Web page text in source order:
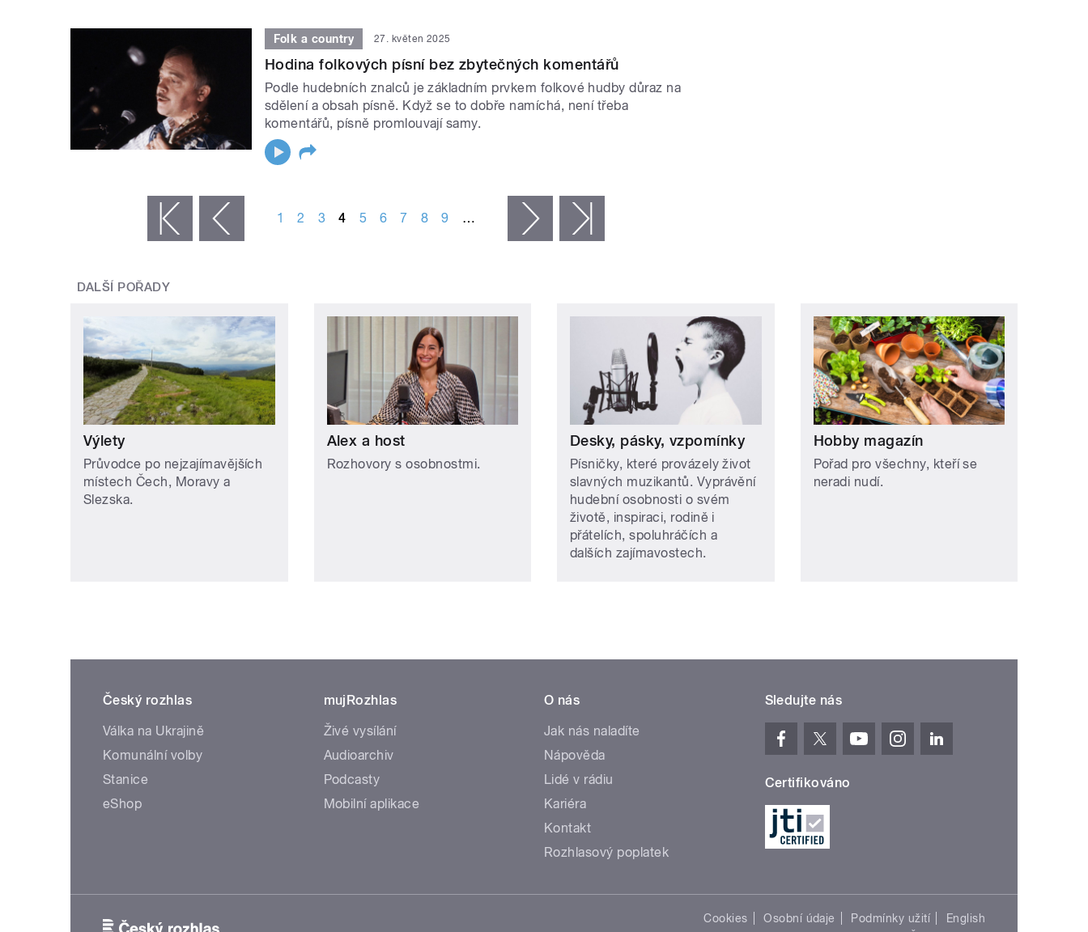
Folk a country 27. květen 2025
Hodina folkových písní bez zbytečných komentářů
Podle hudebních znalců je základním prvkem folkové hudby důraz na
sdělení a obsah písně. Když se to dobře namíchá, není třeba
komentářů, písně promlouvají samy.
‹ předchozí 1 2 3 4 5 6 7 8 9 … následující ›
DALŠÍ POŘADY
Výlety
Průvodce po nejzajímavějších
místech Čech, Moravy a
Slezska.
Alex a host
Rozhovory s osobnostmi.
Desky, pásky, vzpomínky
Písničky, které provázely život
slavných muzikantů. Vyprávění
hudební osobnosti o svém
životě, inspiraci, rodině i
přátelích, spoluhráčích a
dalších zajímavostech.
Hobby magazín
Pořad pro všechny, kteří se
neradi nudí.
Český rozhlas
Válka na Ukrajině
Komunální volby
Stanice
eShop
mujRozhlas
Živé vysílání
Audioarchiv
Podcasty
Mobilní aplikace
O nás
Jak nás naladíte
Nápověda
Lidé v rádiu
Kariéra
Kontakt
Rozhlasový poplatek
Sledujte nás
Certifikováno
Cookies Osobní údaje Podmínky užití
English